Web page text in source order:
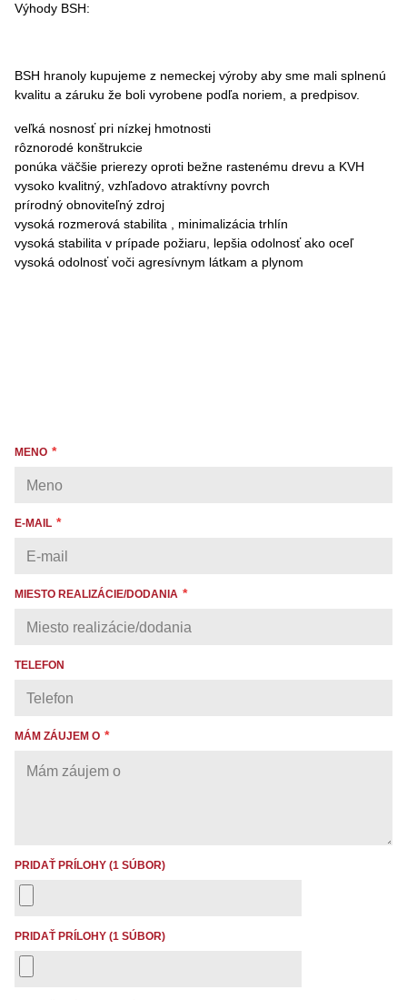
Výhody BSH:
BSH hranoly kupujeme z nemeckej výroby aby sme mali splnenú
kvalitu a záruku že boli vyrobene podľa noriem, a predpisov.
veľká nosnosť pri nízkej hmotnosti
rôznorodé konštrukcie
ponúka väčšie prierezy oproti bežne rastenému drevu a KVH
vysoko kvalitný, vzhľadovo atraktívny povrch
prírodný obnoviteľný zdroj
vysoká rozmerová stabilita , minimalizácia trhlín
vysoká stabilita v prípade požiaru, lepšia odolnosť ako oceľ
vysoká odolnosť voči agresívnym látkam a plynom
MENO
E-MAIL
MIESTO REALIZÁCIE/DODANIA
TELEFON
MÁM ZÁUJEM O
PRIDAŤ PRÍLOHY (1 SÚBOR)
PRIDAŤ PRÍLOHY (1 SÚBOR)